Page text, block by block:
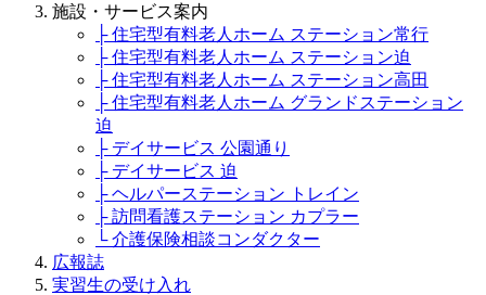
施設・サービス案内
├ 住宅型有料老人ホーム ステーション常行
├ 住宅型有料老人ホーム ステーション迫
├ 住宅型有料老人ホーム ステーション高田
├ 住宅型有料老人ホーム グランドステーション
迫
├ デイサービス 公園通り
├ デイサービス 迫
├ ヘルパーステーション トレイン
├ 訪問看護ステーション カプラー
└ 介護保険相談コンダクター
広報誌
実習生の受け入れ